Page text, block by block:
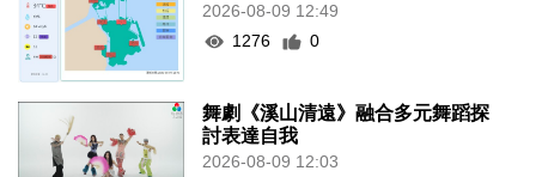
2026-08-09 12:49
1276
0
舞劇《溪山清遠》融合多元舞蹈探
討表達自我
2026-08-09 12:03